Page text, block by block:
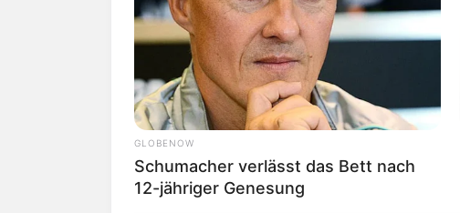
GLOBENOW
Schumacher verlässt das Bett nach
12-jähriger Genesung